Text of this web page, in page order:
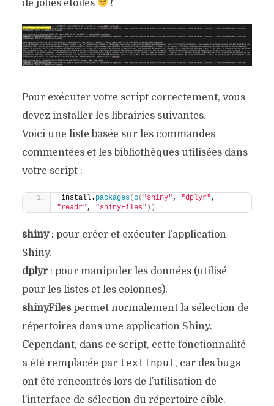
de jolies étoiles
!
Pour exécuter votre script correctement, vous
devez installer les librairies suivantes.
Voici une liste basée sur les commandes
commentées et les bibliothèques utilisées dans
votre script :
install. packages(c( "shiny" , "dplyr"
"readr" , "shinyFiles" ))
shiny: pour créer et exécuter l’application
Shiny.
dplyr: pour manipuler les données (utilisé
pour les listes et les colonnes).
shinyFilespermet normalement la sélection de
répertoires dans une application Shiny.
Cependant, dans ce script, cette fonctionnalité
a été remplacée par textInput, car des bugs
ont été rencontrés lors de l’utilisation de
l’interface de sélection du répertoire cible.